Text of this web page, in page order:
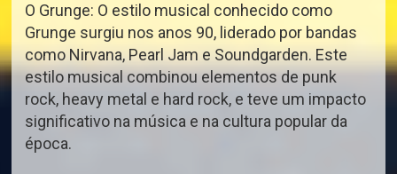
O Grunge: O estilo musical conhecido como
Grunge surgiu nos anos 90, liderado por bandas
como Nirvana, Pearl Jam e Soundgarden. Este
estilo musical combinou elementos de punk
rock, heavy metal e hard rock, e teve um impacto
significativo na música e na cultura popular da
época.